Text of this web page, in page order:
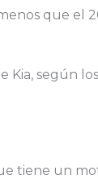
que el
según
tiene un